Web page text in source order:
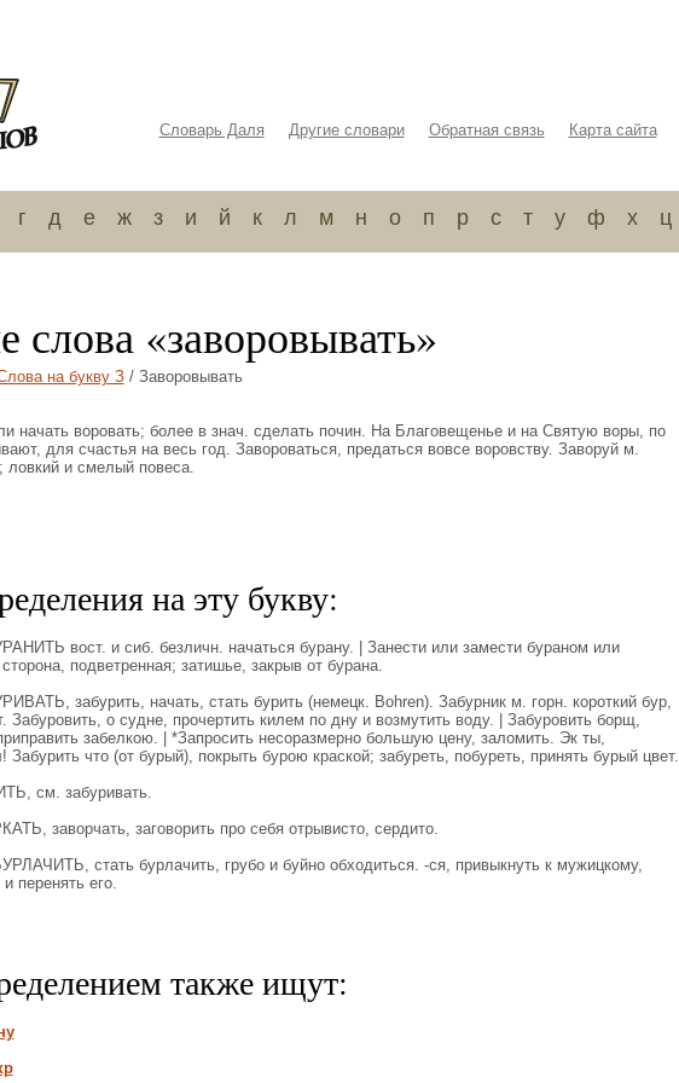
Словарь Даля Другие словари Обратная связь Карта сайта
г д е ж з и й к л м н о п р с т у ф х ц
слова «заворовывать»
на букву З/ Заворовывать
начать воровать; более в знач. сделать почин. На Благовещенье и на Святую воры, по
для счастья на весь год. Завороваться, предаться вовсе воровству. Заворуй м.
ловкий и смелый повеса.
на эту букву:
вост. и сиб. безличн. начаться бурану. | Занести или замести бураном или
подветренная; затишье, закрыв от бурана.
забурить, начать, стать бурить (немецк. Bohren). Забурник м. горн. короткий бур,
Забуровить, о судне, прочертить килем по дну и возмутить воду. | Забуровить борщ,
забелкою. | *Запросить несоразмерно большую цену, заломить. Эк ты,
что (от бурый), покрыть бурою краской; забуреть, побуреть, принять бурый цвет.
см. забуривать.
заворчать, заговорить про себя отрывисто, сердито.
стать бурлачить, грубо и буйно обходиться. -ся, привыкнуть к мужицкому,
перенять его.
также ищут: